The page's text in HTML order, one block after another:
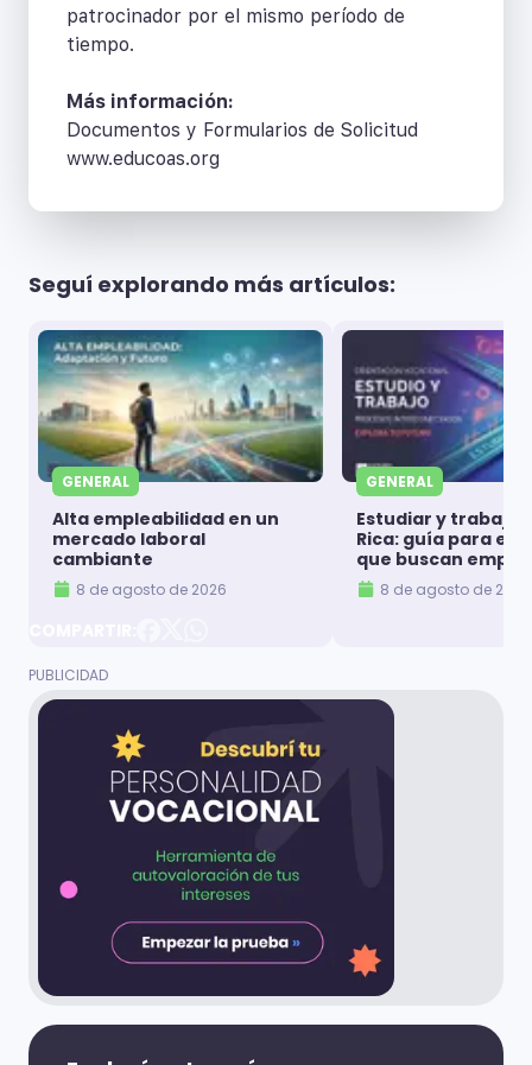
patrocinador por el mismo período de
tiempo.
Más información:
Documentos y Formularios de Solicitud
www.educoas.org
Seguí explorando más artículos:
GENERAL
Alta empleabilidad en un
mercado laboral
cambiante
8 de agosto de 2026
GENERAL
Estudiar y trabajar
Rica: guía para
que buscan
8 de agosto de 2026